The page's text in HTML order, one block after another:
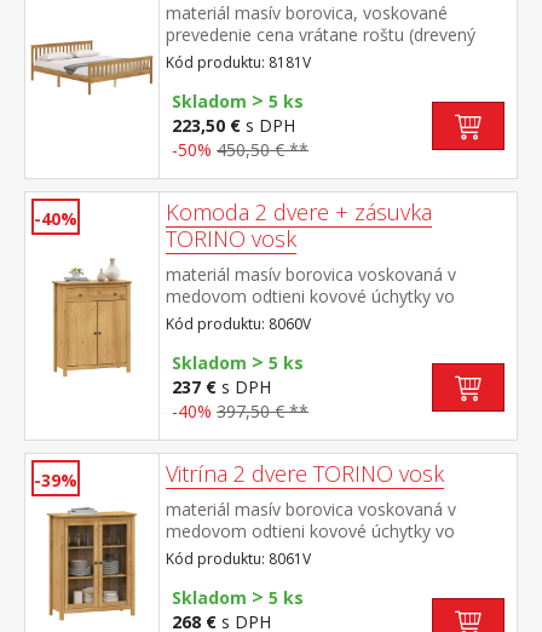
materiál masív borovica, voskované
prevedenie cena vrátane roštu (drevený
latkový) bez matraca odporúčaný rozmer
matraca 180 × 200 cm alebo 2 kusy 90 ×
200 cm
Kód produktu: 8181V
Skladom > 5 ks
223,50 € s DPH
-50% 450,50 € **
-40%
Komoda 2 dvere + zásuvka
TORINO vosk
materiál masív borovica voskovaná v
medovom odtieni kovové úchytky vo
farebnom prevedení černená mosadz 1
zásuvka s kovovými pojazdmi, 2 plné dvere,
1 polica maximálne nosnosti uvedené v
návode na montáž
Kód produktu: 8060V
Skladom > 5 ks
237 € s DPH
-40% 397,50 € **
-39% Vitrína 2 dvere TORINO vosk
materiál masív borovica voskovaná v
medovom odtieni kovové úchytky vo
farebnom prevedení černená mosadz 2
presklené dvere, 2 police maximálne
nosnosti uvedené v návode na montáž
Kód produktu: 8061V
Skladom > 5 ks
268 € s DPH